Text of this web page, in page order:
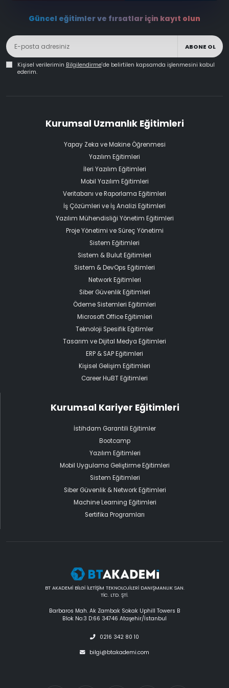
Güncel eğitimler ve fırsatlar için kayıt olun
ABONE OL
Kişisel verilerimin Bilgilendirme'de belirtilen kapsamda işlenmesini kabul
ederim.
Kurumsal Uzmanlık Eğitimleri
Yapay Zeka ve Makine Öğrenmesi
Yazılım Eğitimleri
İleri Yazılım Eğitimleri
Mobil Yazılım Eğitimleri
Veritabanı ve Raporlama Eğitimleri
İş Çözümleri ve İş Analizi Eğitimleri
Yazılım Mühendisliği Yönetim Eğitimleri
Proje Yönetimi ve Süreç Yönetimi
Sistem Eğitimleri
Sistem & Bulut Eğitimleri
Sistem & DevOps Eğitimleri
Network Eğitimleri
Siber Güvenlik Eğitimleri
Ödeme Sistemleri Eğitimleri
Microsoft Office Eğitimleri
Teknoloji Spesifik Eğitimler
Tasarım ve Dijital Medya Eğitimleri
ERP & SAP Eğitimleri
Kişisel Gelişim Eğitimleri
Career HuBT Eğitimleri
Kurumsal Kariyer Eğitimleri
İstihdam Garantili Eğitimler
Bootcamp
Yazılım Eğitimleri
Mobil Uygulama Geliştirme Eğitimleri
Sistem Eğitimleri
Siber Güvenlik & Network Eğitimleri
Machine Learning Eğitimleri
Sertifika Programları
BT AKADEMİ BİLGİ İLETİŞİM TEKNOLOJİLERİ DANIŞMANLIK SAN.
TİC. LTD. ŞTİ.
Barbaros Mah. Ak Zambak Sokak Uphill Towers B
Blok No:3 D:66 34746 Ataşehir/İstanbul
0216 342 80 10
bilgi@btakademi.com